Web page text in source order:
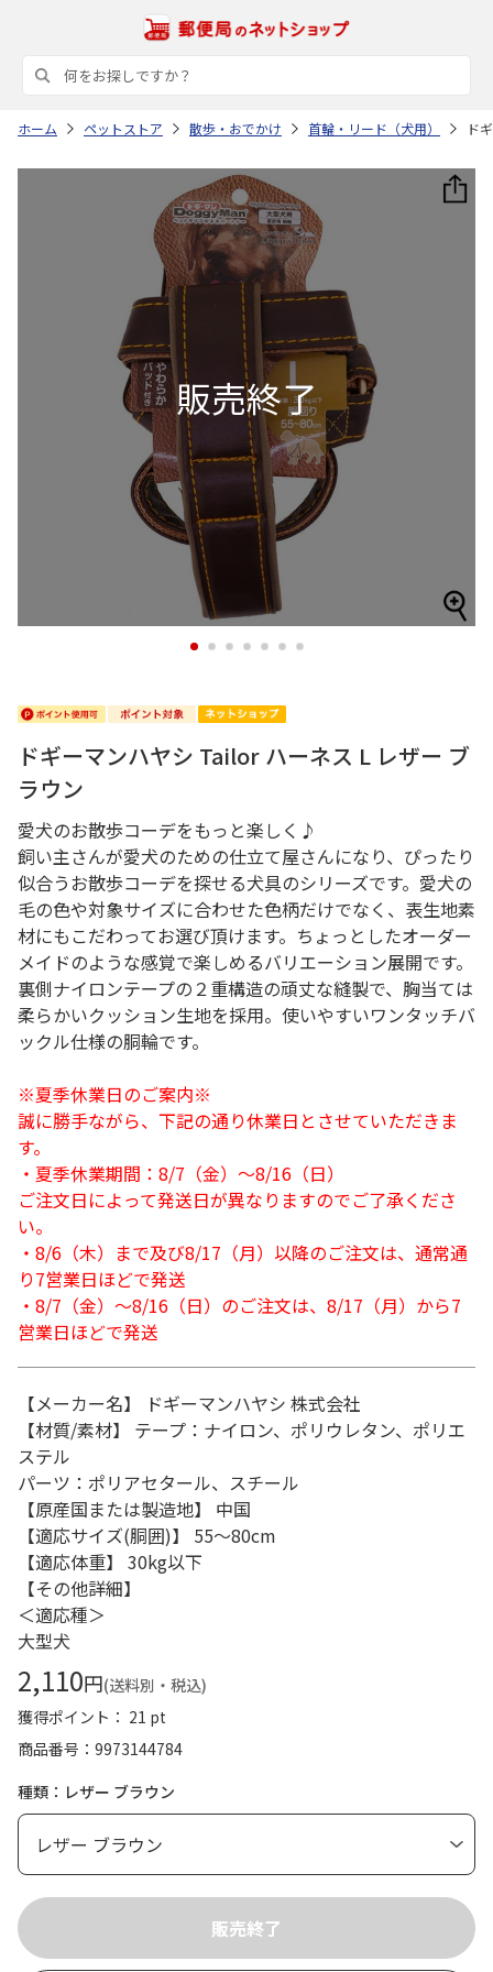
ホーム ペットストア 散歩・おでかけ 首輪・リード（犬用） ド
1 2 3 4 5 6 7
ドギーマンハヤシ Tailor ハーネス L レザー ブ
ラウン
愛犬のお散歩コーデをもっと楽しく♪
飼い主さんが愛犬のための仕立て屋さんになり、ぴったり
似合うお散歩コーデを探せる犬具のシリーズです。愛犬の
毛の色や対象サイズに合わせた色柄だけでなく、表生地素
材にもこだわってお選び頂けます。ちょっとしたオーダー
メイドのような感覚で楽しめるバリエーション展開です。
裏側ナイロンテープの２重構造の頑丈な縫製で、胸当ては
柔らかいクッション生地を採用。使いやすいワンタッチバ
ックル仕様の胴輪です。
※夏季休業日のご案内※
誠に勝手ながら、下記の通り休業日とさせていただきま
す。
・夏季休業期間：8/7（金）～8/16（日）
ご注文日によって発送日が異なりますのでご了承くださ
い。
・8/6（木）まで及び8/17（月）以降のご注文は、通常通
り7営業日ほどで発送
・8/7（金）～8/16（日）のご注文は、8/17（月）から7
営業日ほどで発送
【メーカー名】 ドギーマンハヤシ 株式会社
【材質/素材】 テープ：ナイロン、ポリウレタン、ポリエ
ステル
パーツ：ポリアセタール、スチール
【原産国または製造地】 中国
【適応サイズ(胴囲)】 55～80cm
【適応体重】 30kg以下
【その他詳細】
＜適応種＞
大型犬
2,110円(送料別・税込)
獲得ポイント： 21 pt
商品番号
9973144784
種類：レザー ブラウン